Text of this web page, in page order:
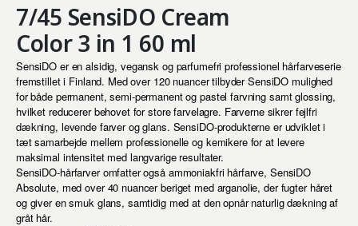
7/45 SensiDO Cream
Color 3 in 1 60 ml
SensiDO er en alsidig, vegansk og parfumefri professionel hårfarveserie
fremstillet i Finland. Med over 120 nuancer tilbyder SensiDO mulighed
for både permanent, semi-permanent og pastel farvning samt glossing,
hvilket reducerer behovet for store farvelagre. Farverne sikrer fejlfri
dækning, levende farver og glans. SensiDO-produkterne er udviklet i
tæt samarbejde mellem professionelle og kemikere for at levere
maksimal intensitet med langvarige resultater.
SensiDO-hårfarver omfatter også ammoniakfri hårfarve, SensiDO
Absolute, med over 40 nuancer beriget med arganolie, der fugter håret
og giver en smuk glans, samtidig med at den opnår naturlig dækning af
gråt hår.